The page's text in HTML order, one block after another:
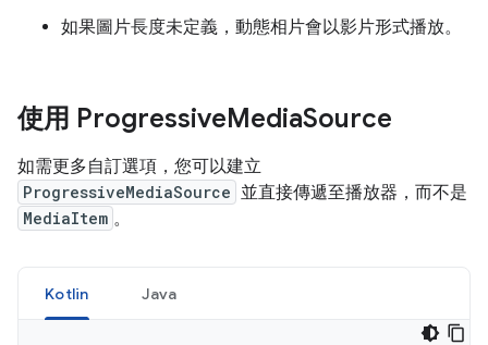
如果圖片長度未定義，動態相片會以影片形式播放。
使用 ProgressiveMediaSource
如需更多自訂選項，您可以建立
ProgressiveMediaSource 並直接傳遞至播放器，而不是
MediaItem 。
Kotlin Java